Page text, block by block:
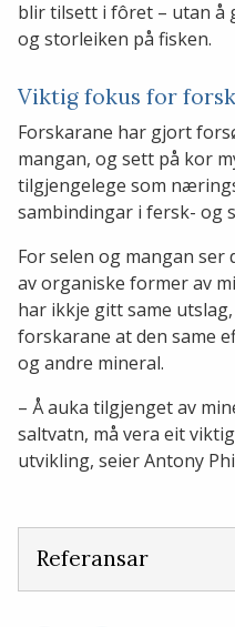
blir tilsett i fôret – utan å
og storleiken på fisken.
Viktig fokus for
Forskarane har gjort
mangan, og sett på kor
tilgjengelege som
sambindingar i fersk- og
For selen og mangan
av organiske former av
har ikkje gitt same
forskarane at den same
og andre mineral.
– Å auka tilgjenget av
saltvatn, må vera eit
utvikling, seier Antony
Referansar